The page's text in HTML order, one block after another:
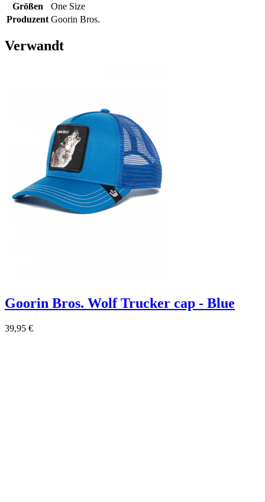
Größen
One Size
Produzent Goorin Bros.
Verwandt
Goorin Bros. Wolf Trucker cap - Blue
39,95 €